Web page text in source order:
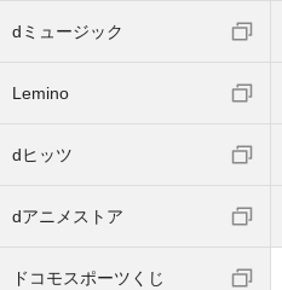
dミュージック
Lemino
dヒッツ
dアニメストア
ドコモスポーツくじ